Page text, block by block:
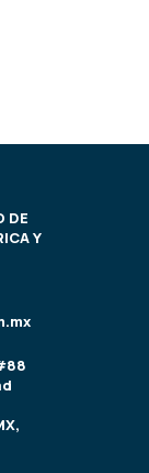
DE
Y